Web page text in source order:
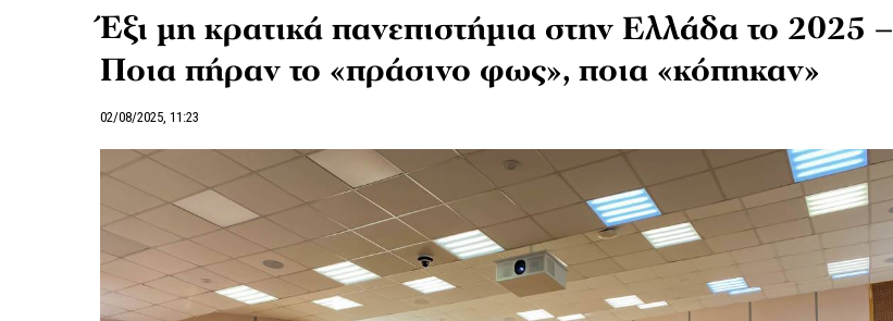
Έξι μη κρατικά πανεπιστήμια στην Ελλάδα το 2025 –
Ποια πήραν το «πράσινο φως», ποια «κόπηκαν»
02/08/2025, 11:23